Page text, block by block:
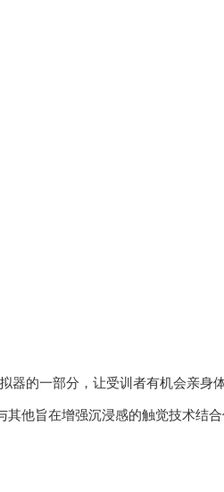
器的一部分，让受训者有机会亲身
他旨在增强沉浸感的触觉技术结合